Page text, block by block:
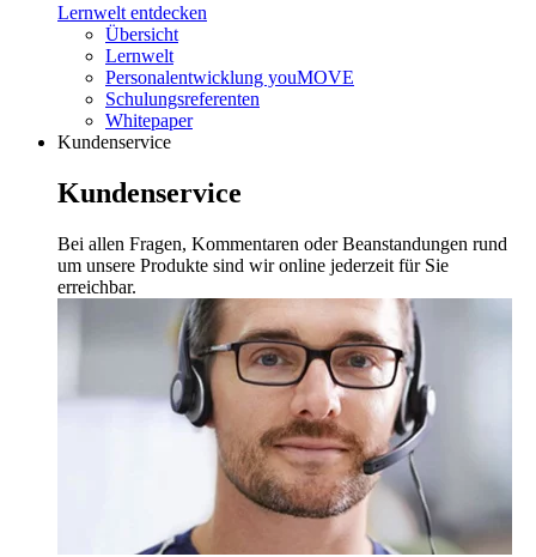
Lernwelt entdecken
Übersicht
Lernwelt
Personalentwicklung youMOVE
Schulungsreferenten
Whitepaper
Kundenservice
Kundenservice
Bei allen Fragen, Kommentaren oder Beanstandungen rund
um unsere Produkte sind wir online jederzeit für Sie
erreichbar.